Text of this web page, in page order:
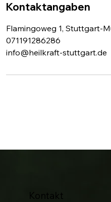
e
t
Kontaktangaben
Flamingoweg 1, Stuttgart-
071191286286
info@heilkraft-stuttgart.de
Kontakt